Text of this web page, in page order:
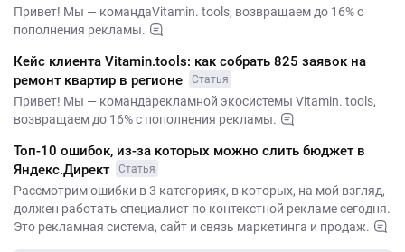
Привет! Мы — командаVitamin. tools, возвращаем до 16% с
пополнения рекламы.
Кейс клиента Vitamin.tools: как собрать 825 заявок на
ремонт квартир в регионе
Статья
Привет! Мы — командарекламной экосистемы Vitamin. tools,
возвращаем до 16% с пополнения рекламы.
Топ-10 ошибок, из-за которых можно слить бюджет в
Яндекс.Директ
Статья
Рассмотрим ошибки в 3 категориях, в которых, на мой взгляд,
должен работать специалист по контекстной рекламе сегодня.
Это рекламная система, сайт и связь маркетинга и продаж.